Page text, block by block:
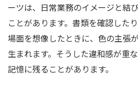
ーツは、日常業務のイメージと結
ことがあります。書類を確認した
場面を想像したときに、色の主張
生まれます。そうした違和感が重
記憶に残ることがあります。